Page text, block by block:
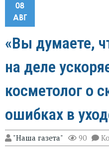
08
АВГ
«Вы думаете,
на деле
косметолог о
ошибках в
"Наша газета" 90